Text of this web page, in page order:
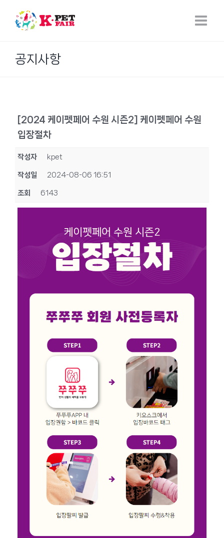
content
공지사항
[2024 케이펫페어 수원 시즌2] 케이펫페어 수원
입장절차
작성자 kpet
작성일 2024-08-06 16:51
조회 6143